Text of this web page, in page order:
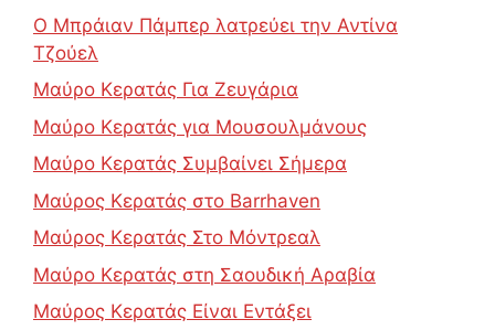
Ο Μπράιαν Πάμπερ λατρεύει την Αντίνα
Τζούελ
Μαύρο Κερατάς Για Ζευγάρια
Μαύρο Κερατάς για Μουσουλμάνους
Μαύρο Κερατάς Συμβαίνει Σήμερα
Μαύρος Κερατάς στο Barrhaven
Μαύρος Κερατάς Στο Μόντρεαλ
Μαύρο Κερατάς στη Σαουδική Αραβία
Μαύρος Κερατάς Είναι Εντάξει